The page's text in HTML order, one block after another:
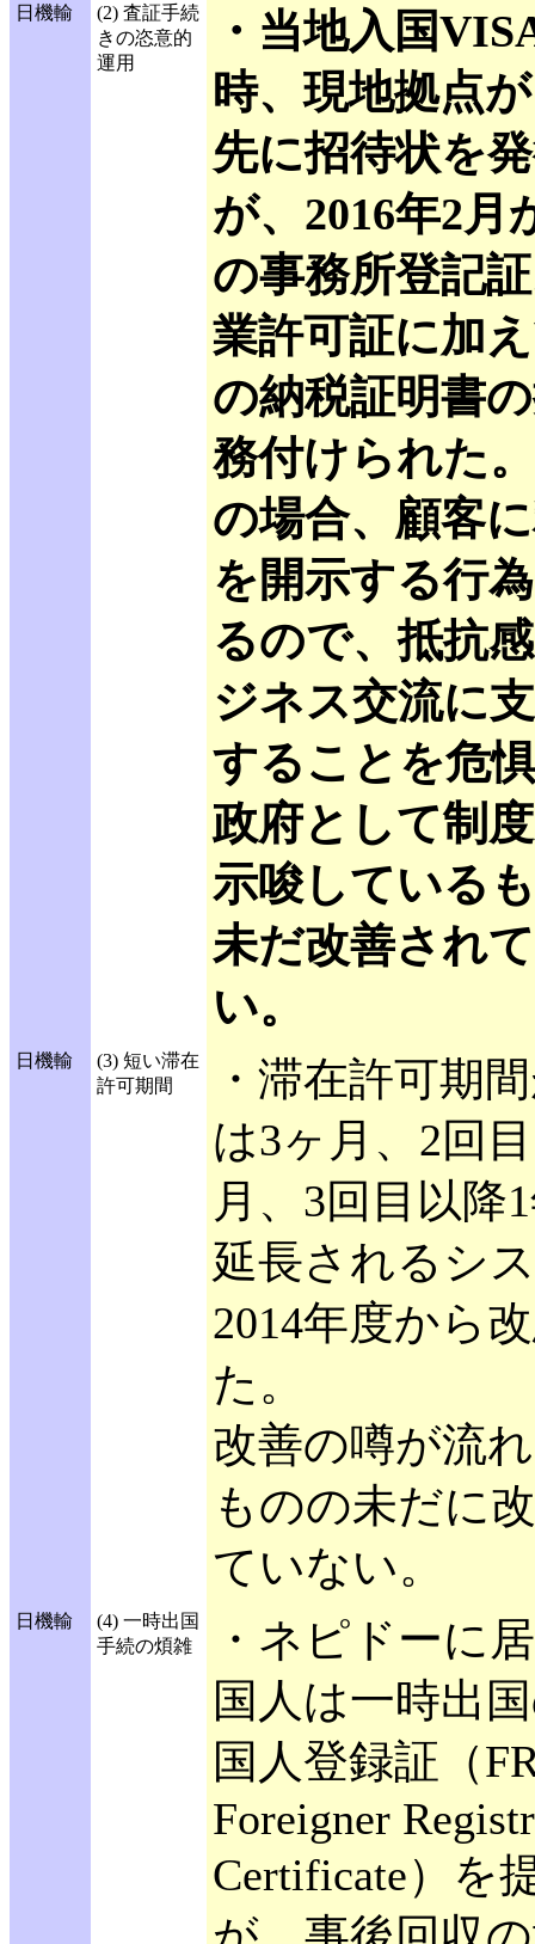
日機輸
(2) 査証手続
きの恣意的
運用
・当地入国
時、現地拠点
先に招待状を
が、2016年2月
の事務所登記
業許可証に加
の納税証明書
務付けられた
の場合、顧客
を開示する行
るので、抵抗
ジネス交流に
することを危
政府として制
示唆している
未だ改善され
い。
日機輸
(3) 短い滞在
許可期間
・滞在許可期
は3ヶ月、2回
月、3回目以降
延長されるシ
2014年度から
た。
改善の噂が流
ものの未だに
ていない。
日機輸
(4) 一時出国
手続の煩雑
・ネピドーに
国人は一時出
国人登録証（
Foreigner
Certificate）を